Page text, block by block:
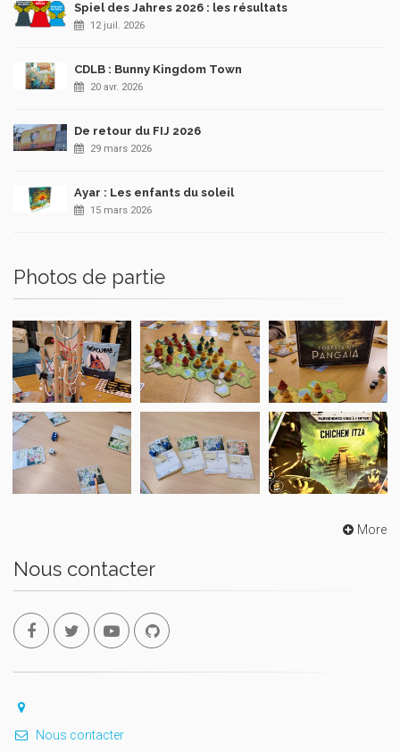
Spiel des Jahres 2026 : les résultats
12 juil. 2026
CDLB : Bunny Kingdom Town
20 avr. 2026
De retour du FIJ 2026
29 mars 2026
Ayar : Les enfants du soleil
15 mars 2026
Photos de partie
More
Nous contacter
Nous contacter